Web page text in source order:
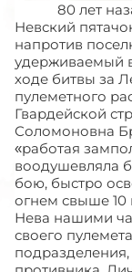
80 лет
Невский
напротив
удерживаемый
ходе битвы за
пулеметного
Гвардейской
Соломоновна
«работая
воодушевляла
бою, быстро
огнем свыше
Нева нашими
своего